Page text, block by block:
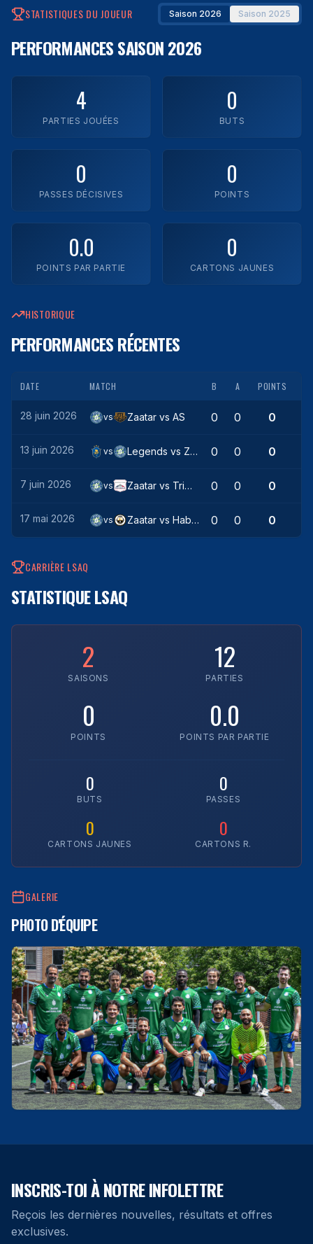
Impact Laval
Legends FC
Rush FC
STATISTIQUES DU JOUEUR Saison 2026 Saison 2025
PERFORMANCESSAISON 2026
4
PARTIES JOUÉES
0
BUTS
0
PASSES DÉCISIVES
0
POINTS
0.0
POINTS PAR PARTIE
0
CARTONS JAUNES
HISTORIQUE
PERFORMANCES RÉCENTES
DATE MATCH B A POINTS
28 juin 2026 vs Zaatar vsAS 0 0 0
13 juin 2026 vs Legends vs Zaatar 0 0 0
7 juin 2026 vs Zaatar vs Trimax 0 0 0
17 mai 2026 vs Zaatar vsHaboub 0 0 0
CARRIÈRE LSAQ
STATISTIQUE LSAQ
2
SAISONS
12
PARTIES
0
POINTS
0.0
POINTS PAR PARTIE
0
BUTS
0
PASSES
0
CARTONS JAUNES
0
CARTONS R.
GALERIE
PHOTO D'ÉQUIPE
INSCRIS-TOI À NOTRE INFOLETTRE
Reçois les dernières nouvelles, résultats et offres
exclusives.